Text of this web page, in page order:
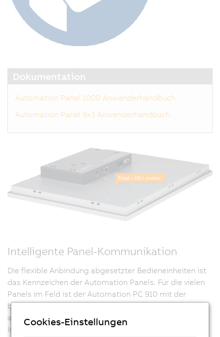
Dokumentation
Automation Panel 1000 Anwenderhandbuch
Automation Panel 9x3 Anwenderhandbuch
Intelligente Panel-Kommunikation
Die flexible Anbindung abgesetzter Bedieneinheiten ist
das Kennzeichen der Automation Panels. Für die vielen
Panels im Feld ist der Automation PC 910 mit der
bewährten Smart-Display-Link-Schnittstelle (SDL)
ausgestattet, die wahlweise auch als Standard- DVI-
Interface betreibbar ist. SDL gewährleistet die einfache
Cookies-Einstellungen